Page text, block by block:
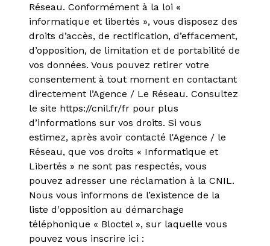
Réseau. Conformément à la loi «
informatique et libertés », vous disposez des
droits d’accès, de rectification, d’effacement,
d’opposition, de limitation et de portabilité de
vos données. Vous pouvez retirer votre
consentement à tout moment en contactant
directement l’Agence / Le Réseau. Consultez
le site https://cnil.fr/fr pour plus
d’informations sur vos droits. Si vous
estimez, après avoir contacté l'Agence / le
Réseau, que vos droits « Informatique et
Libertés » ne sont pas respectés, vous
pouvez adresser une réclamation à la CNIL.
Nous vous informons de l’existence de la
liste d'opposition au démarchage
téléphonique « Bloctel », sur laquelle vous
pouvez vous inscrire ici :